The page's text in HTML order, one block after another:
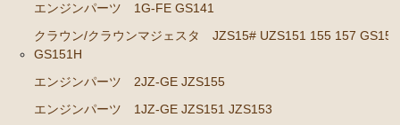
エンジンパーツ 2JZ-GE JZS143 JZS145 JZS147 JZ
S149
エンジンパーツ 1G-FE GS141
クラウン/クラウンマジェスタ JZS15# UZS151 155 157 GS151
GS151H
エンジンパーツ 2JZ-GE JZS155
エンジンパーツ 1JZ-GE JZS151 JZS153